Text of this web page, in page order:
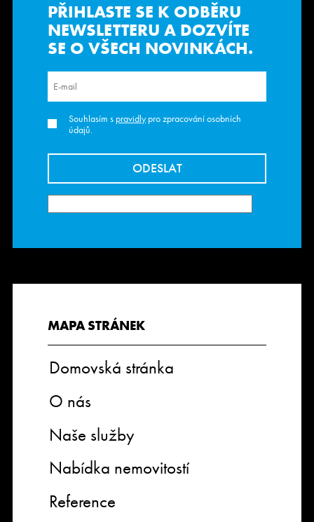
PŘIHLASTE SE K ODBĚRU
NEWSLETTERUA DOZVÍTE
SE O VŠECH NOVINKÁCH.
Souhlasím s pravidlypro zpracování osobních
údajů.
MAPA STRÁNEK
Domovská stránka
O nás
Naše služby
Nabídka nemovitostí
Reference